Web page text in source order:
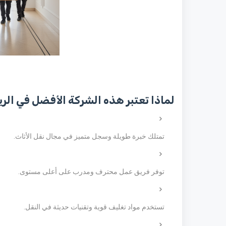
لماذا تعتبر هذه الشركة الأفضل في
تمتلك خبرة طويلة وسجل متميز في مجال نقل الأثاث.
توفر فريق عمل محترف ومدرب على أعلى مستوى.
تستخدم مواد تغليف قوية وتقنيات حديثة في النقل.